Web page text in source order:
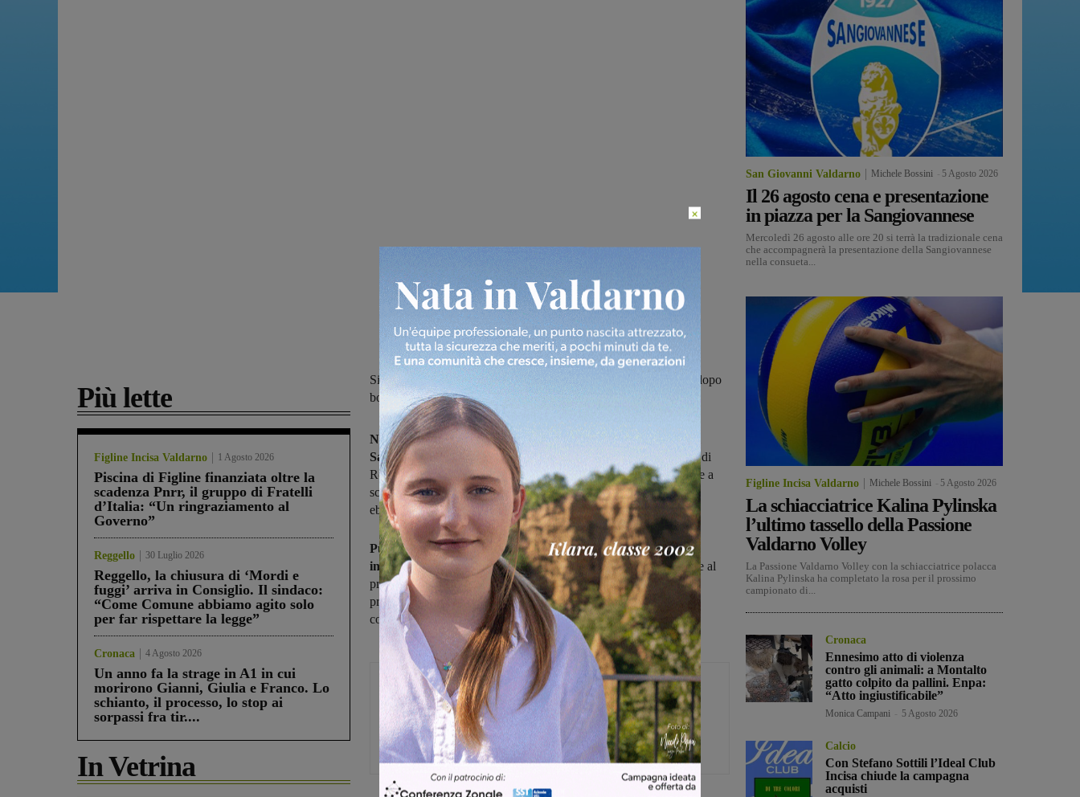
Più lette
Figline Incisa Valdarno 1 Agosto 2026
Piscina di Figline finanziata oltre la
scadenza Pnrr, il gruppo di Fratelli
d’Italia: “Un ringraziamento al
Governo”
Reggello 30 Luglio 2026
Reggello, la chiusura di ‘Mordi e
fuggi’ arriva in Consiglio. Il sindaco:
“Come Comune abbiamo agito solo
per far rispettare la legge”
Cronaca 4 Agosto 2026
Un anno fa la strage in A1 in cui
morirono Gianni, Giulia e Franco. Lo
schianto, il processo, lo stop ai
sorpassi fra tir....
In Vetrina
Si può utilizzare l’acqua del rubinetto a scopi alimentari soltanto dopo
bollitura. Publiacqua al lavoro per individuare il problema
Non è risultata potabile alle analisi, l'acqua dell'acquedotto al
Saltino: per questo il sindaco ha firmato l’ordinanza del Comune di
Reggello in cui si invita i cittadini della frazione ad utilizzare usare a
scopi potabili e alimentari l’acqua erogata se non dopo opportuna
ebollizione.
Publiacqua fa sapere che i tecnici e il laboratorio sono già
intervenutiprendendo tutti i provvedimenti e le misure necessarie al
pronto ritorno della piena potabilità dell’acqua erogata. Il
provvedimento cautelativo, però, rimane valido fino a nuova
comunicazione.
Glenda Venturini
Capo redattore
San Giovanni Valdarno Michele Bossini 5 Agosto 2026
Il 26 agosto cena e presentazione
in piazza per la Sangiovannese
Mercoledì 26 agosto alle ore 20 si terrà la tradizionale cena
che accompagnerà la presentazione della Sangiovannese
nella consueta...
Figline Incisa Valdarno Michele Bossini 5 Agosto 2026
La schiacciatrice Kalina Pylinska
l’ultimo tassello della Passione
Valdarno Volley
La Passione Valdarno Volley con la schiacciatrice polacca
Kalina Pylinska ha completato la rosa per il prossimo
campionato di...
Cronaca
Ennesimo atto di violenza
contro gli animali: a Montalto
gatto colpito da pallini. Enpa:
“Atto ingiustificabile”
Monica Campani 5 Agosto 2026
Calcio
Con Stefano Sottili l’Ideal Club
Incisa chiude la campagna
acquisti
×